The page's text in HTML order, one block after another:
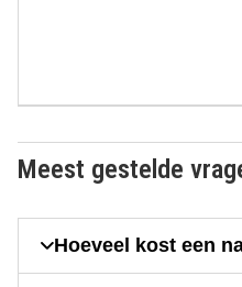
Meest gestelde
Hoeveel kost een